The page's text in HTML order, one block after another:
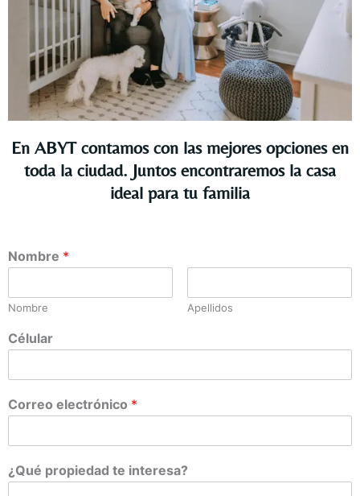
En ABYT contamos con las mejores opciones en
toda la ciudad. Juntos encontraremos la casa
ideal para tu familia
Nombre *
Nombre Apellidos
Célular
Correo electrónico *
¿Qué propiedad te interesa?